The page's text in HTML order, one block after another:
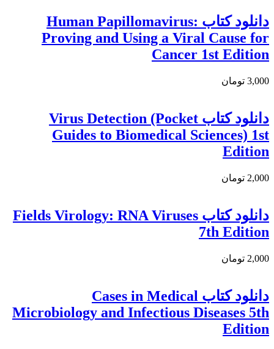
دانلود کتاب Human Papillomavirus:
Proving and Using a Viral Cause for
Cancer 1st Edition
3,000 تومان
دانلود كتاب Virus Detection (Pocket
Guides to Biomedical Sciences) 1st
Edition
2,000 تومان
دانلود كتاب Fields Virology: RNA Viruses
7th Edition
2,000 تومان
دانلود کتاب Cases in Medical
Microbiology and Infectious Diseases 5th
Edition